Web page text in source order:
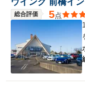
総合評価 5点